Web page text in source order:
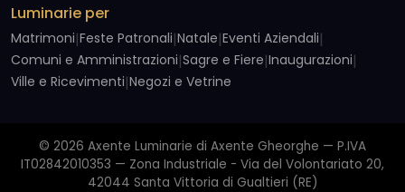
Luminarie per
Matrimoni|Feste Patronali|Natale|Eventi Aziendali|
Comuni e Amministrazioni|Sagre e Fiere|Inaugurazioni|
Ville e Ricevimenti|Negozi e Vetrine
© 2026 Axente Luminarie di Axente Gheorghe — P.IVA
IT02842010353 — Zona Industriale - Via del Volontariato 20,
42044 Santa Vittoria di Gualtieri (RE)